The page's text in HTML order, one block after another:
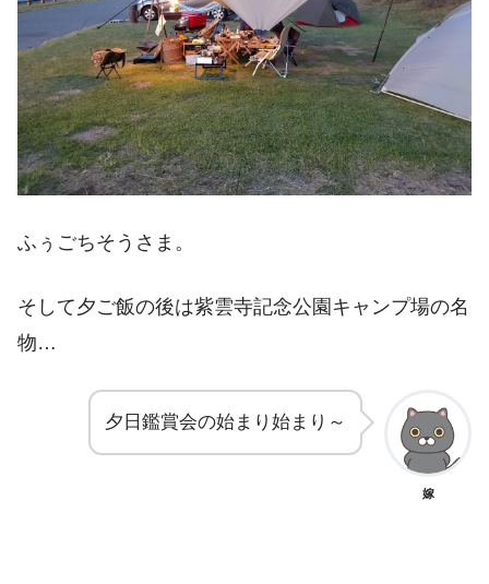
ふぅごちそうさま。
そして夕ご飯の後は紫雲寺記念公園キャンプ場の名
物…
夕日鑑賞会の始まり始まり～
嫁